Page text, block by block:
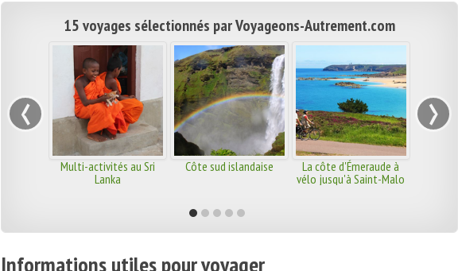
15 voyages sélectionnés par Voyageons-Autrement.com
Multi-activités au Sri
Lanka
Côte sud islandaise
La côte d'Émeraude à
vélo jusqu'à Saint-Malo
‹ ›
Informations utiles pour voyager